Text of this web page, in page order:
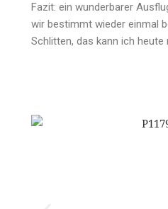
Fazit: ein wunderbarer
wir bestimmt wieder einmal
Schlitten, das kann ich heute